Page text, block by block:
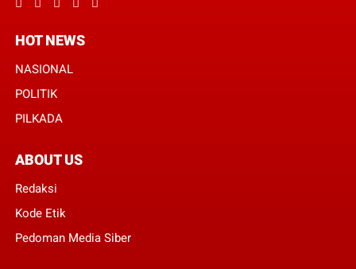
HOT NEWS
NASIONAL
POLITIK
PILKADA
ABOUT US
Redaksi
Kode Etik
Pedoman Media Siber